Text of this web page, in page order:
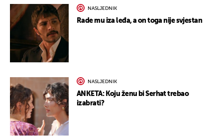
NASLJEDNIK
Rade mu iza leđa, a on toga nije svjestan
NASLJEDNIK
ANKETA: Koju ženu bi Serhat trebao
izabrati?